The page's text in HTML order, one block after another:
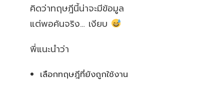
คิดว่าทฤษฎีนี้น่าจะมีข้อมูล
แต่พอค้นจริง… เงียบ
พี่แนะนำว่า
เลือกทฤษฎีที่ยังถูกใช้งาน